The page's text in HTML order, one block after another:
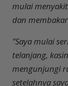
mulai
dan
"Saya mulai
telanjang,
mengunjungi
setelahnya